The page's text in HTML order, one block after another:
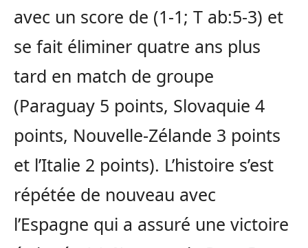
avec un score de (1-1; T ab:5-3) et
se fait éliminer quatre ans plus
tard en match de groupe
(Paraguay 5 points, Slovaquie 4
points, Nouvelle-Zélande 3 points
et l’Italie 2 points). L’histoire s’est
répétée de nouveau avec
l’Espagne qui a assuré une victoire